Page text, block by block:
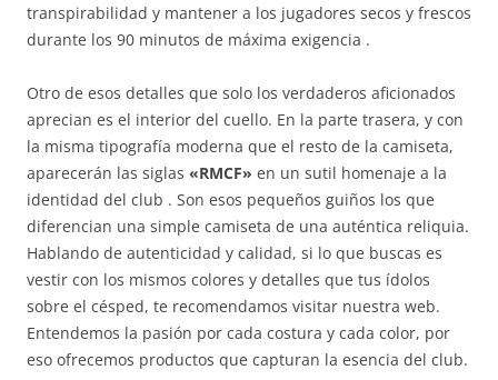
transpirabilidad y mantener a los jugadores secos y frescos
durante los 90 minutos de máxima exigencia .
Otro de esos detalles que solo los verdaderos aficionados
aprecian es el interior del cuello. En la parte trasera, y con
la misma tipografía moderna que el resto de la camiseta,
aparecerán las siglas «RMCF» en un sutil homenaje a la
identidad del club . Son esos pequeños guiños los que
diferencian una simple camiseta de una auténtica reliquia.
Hablando de autenticidad y calidad, si lo que buscas es
vestir con los mismos colores y detalles que tus ídolos
sobre el césped, te recomendamos visitar nuestra web.
Entendemos la pasión por cada costura y cada color, por
eso ofrecemos productos que capturan la esencia del club.